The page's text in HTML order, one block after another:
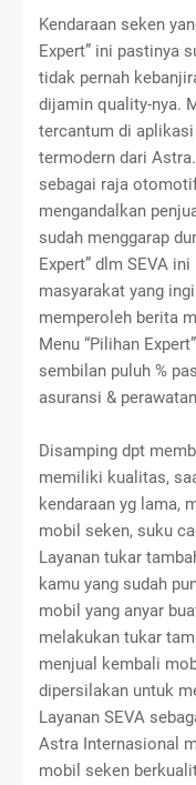
Kendaraan seken
Expert” ini pastinya
tidak pernah
dijamin quality-nya.
tercantum di
termodern dari
sebagai raja
mengandalkan
sudah menggarap
Expert” dlm SEVA
masyarakat yang
memperoleh berita
Menu “Pilihan
sembilan puluh %
asuransi &
Disamping dpt
memiliki kualitas,
kendaraan yg lama,
mobil seken, suku
Layanan tukar
kamu yang sudah
mobil yang anyar
melakukan tukar
menjual kembali
dipersilakan untuk
Layanan SEVA
Astra Internasional
mobil seken